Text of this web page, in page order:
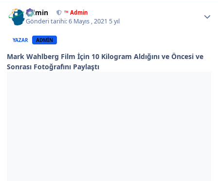
Admin ™ Admin
Gönderi tarihi:6 Mayıs , 2021 5 yıl
YAZAR ADMIN
Mark Wahlberg Film İçin 10 Kilogram Aldığını ve Öncesi ve
Sonrası Fotoğrafını Paylaştı